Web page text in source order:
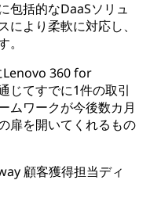
包括的なDaaSソリュ
より柔軟に対応し、
Lenovo 360 for
じてすでに1件の取引
ムワークが今後数カ月
扉を開いてくれるもの
顧客獲得担当ディ